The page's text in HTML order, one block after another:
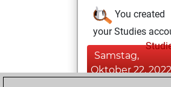
You created
your Studies
Samstag,
Oktober 22, 2022